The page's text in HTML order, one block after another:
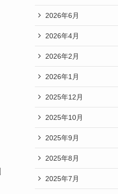
2026年6月
2026年4月
2026年2月
2026年1月
2025年12月
2025年10月
2025年9月
2025年8月
2025年7月